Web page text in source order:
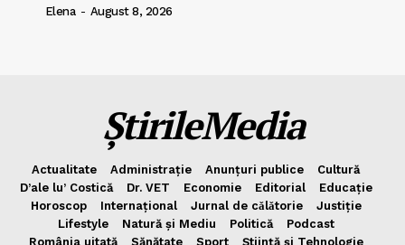
Elena - August 8, 2026
ȘtirileMedia
Actualitate Administrație Anunțuri publice
Cultură
D’ale lu’ Costică
Dr. VET Economie Editorial
Educație
Horoscop
Internațional Jurnal de cǎlǎtorie
Justiție
Lifestyle
Natură și Mediu Politică
Podcast
România uitată
Sănătate Sport
Știință și Tehnologie